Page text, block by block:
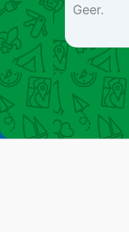
Geer.